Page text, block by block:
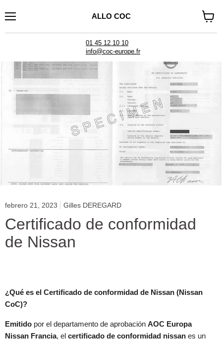
ALLO COC
01 45 12 10 10
info@coc-europe.fr
carrito
febrero 21, 2023 Gilles DEREGARD
Certificado de conformidad
de Nissan
¿Qué es el Certificado de conformidad de Nissan (Nissan
CoC)?
Emitido por el departamento de aprobación AOC Europa
Nissan Francia, el certificado de conformidad nissan es un